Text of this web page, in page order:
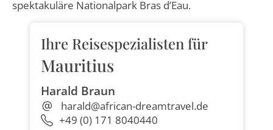
spektakuläre Nationalpark Bras d’Eau.
Ihre Reisespezialisten für
Mauritius
Harald Braun
harald@african-dreamtravel.de
+49 (0) 171 8040440